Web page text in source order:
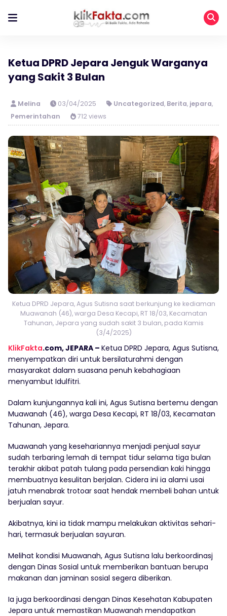
Ketua DPRD Jepara Jenguk Warganya
yang Sakit 3 Bulan
Melina 03/04/2025 Uncategorized, Berita, jepara,
Pemerintahan
712 views
Ketua DPRD Jepara, Agus Sutisna saat berkunjung ke kediaman
Muawanah (46), warga Desa Kecapi, RT 18/03, Kecamatan
Tahunan, Jepara yang sudah sakit 3 bulan, pada Kamis
(3/4/2025)
KlikFakta.com, JEPARA – Ketua DPRD Jepara, Agus Sutisna,
menyempatkan diri untuk bersilaturahmi dengan
masyarakat dalam suasana penuh kebahagiaan
menyambut Idulfitri.
Dalam kunjungannya kali ini, Agus Sutisna bertemu dengan
Muawanah (46), warga Desa Kecapi, RT 18/03, Kecamatan
Tahunan, Jepara.
Muawanah yang kesehariannya menjadi penjual sayur
sudah terbaring lemah di tempat tidur selama tiga bulan
terakhir akibat patah tulang pada persendian kaki hingga
membuatnya kesulitan berjalan. Cidera ini ia alami usai
jatuh menabrak trotoar saat hendak membeli bahan untuk
berjualan sayur.
Akibatnya, kini ia tidak mampu melakukan aktivitas sehari-
hari, termasuk berjualan sayuran.
Melihat kondisi Muawanah, Agus Sutisna lalu berkoordinasj
dengan Dinas Sosial untuk memberikan bantuan berupa
makanan dan jaminan sosial segera diberikan.
Ia juga berkoordinasi dengan Dinas Kesehatan Kabupaten
Jepara untuk memastikan Muawanah mendapatkan